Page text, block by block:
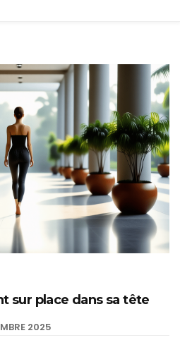
sur place dans sa tête
2025